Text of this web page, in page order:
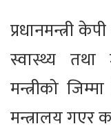
प्रधानमन्त्री
स्वास्थ्य तथा
मन्त्रीको
मन्त्रालय गएर